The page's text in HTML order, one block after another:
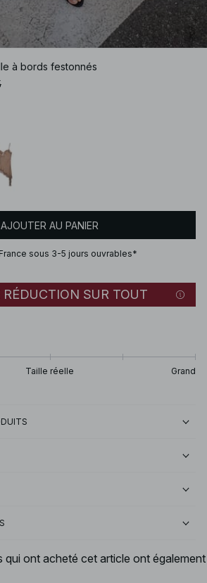
à bords festonnés
AJOUTER AU PANIER
sous 3-5 jours ouvrables*
SUR TOUT
Taille réelle Grand
qui ont acheté cet article ont également